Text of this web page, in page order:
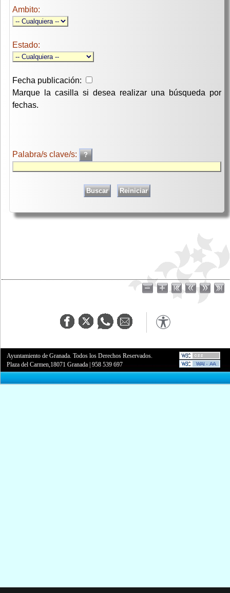
Ambito:
Estado:
Fecha publicación:
Marque la casilla si desea realizar una búsqueda por
fechas.
Palabra/s clave/s:
Ayuntamiento de Granada. Todos los Derechos Reservados.
Plaza del Carmen,18071 Granada |958 539 697